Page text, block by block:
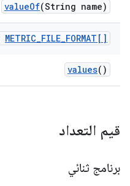
valueOf(String name)
METRIC_FILE_FORMAT[]
values()
قيم التعداد
برنامج ثنائي